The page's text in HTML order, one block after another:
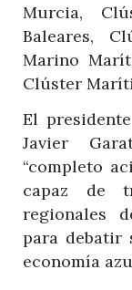
Murcia,
Baleares,
Marino
Clúster
El
Javier
“completo
capaz de
regionales
para debatir
economía